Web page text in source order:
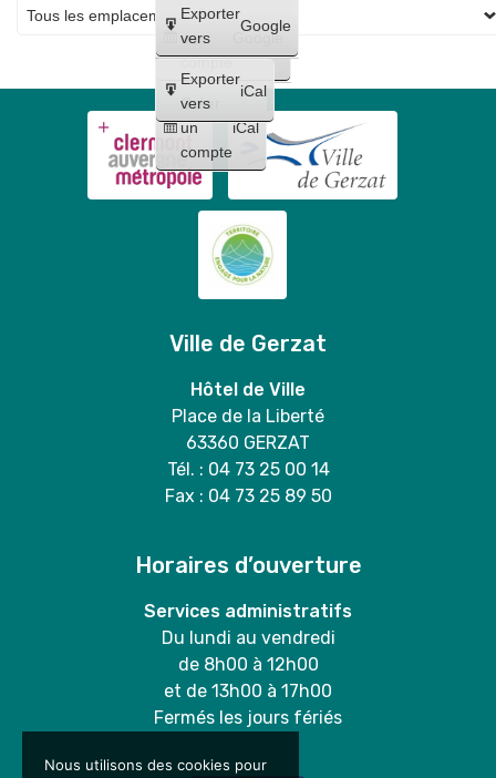
Créer
un
compte
Google
Créer
un
compte
iCal
Exporter
vers
Google
Exporter
vers
iCal
Ville de Gerzat
Hôtel de Ville
Place de la Liberté
63360 GERZAT
Tél. : 04 73 25 00 14
Fax : 04 73 25 89 50
Horaires d’ouverture
Services administratifs
Du lundi au vendredi
de 8h00 à 12h00
et de 13h00 à 17h00
Fermés les jours fériés
Nous utilisons des cookies pour